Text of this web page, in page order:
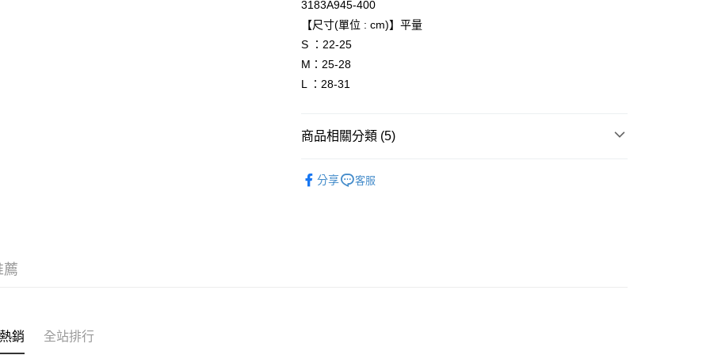
運送方式
每筆NT$80，滿NT$6,000(含以上)免運費
每筆NT$80，滿NT$6,000(含以上)免運費
每筆NT$80，滿NT$6,000(含以上)免運費
3183A945-400
【尺寸(單位 : cm)】平量
S ：22-25
M：25-28
L ：28-31
商品相關分類 (5)
分享 客服
薦
銷 全站排行